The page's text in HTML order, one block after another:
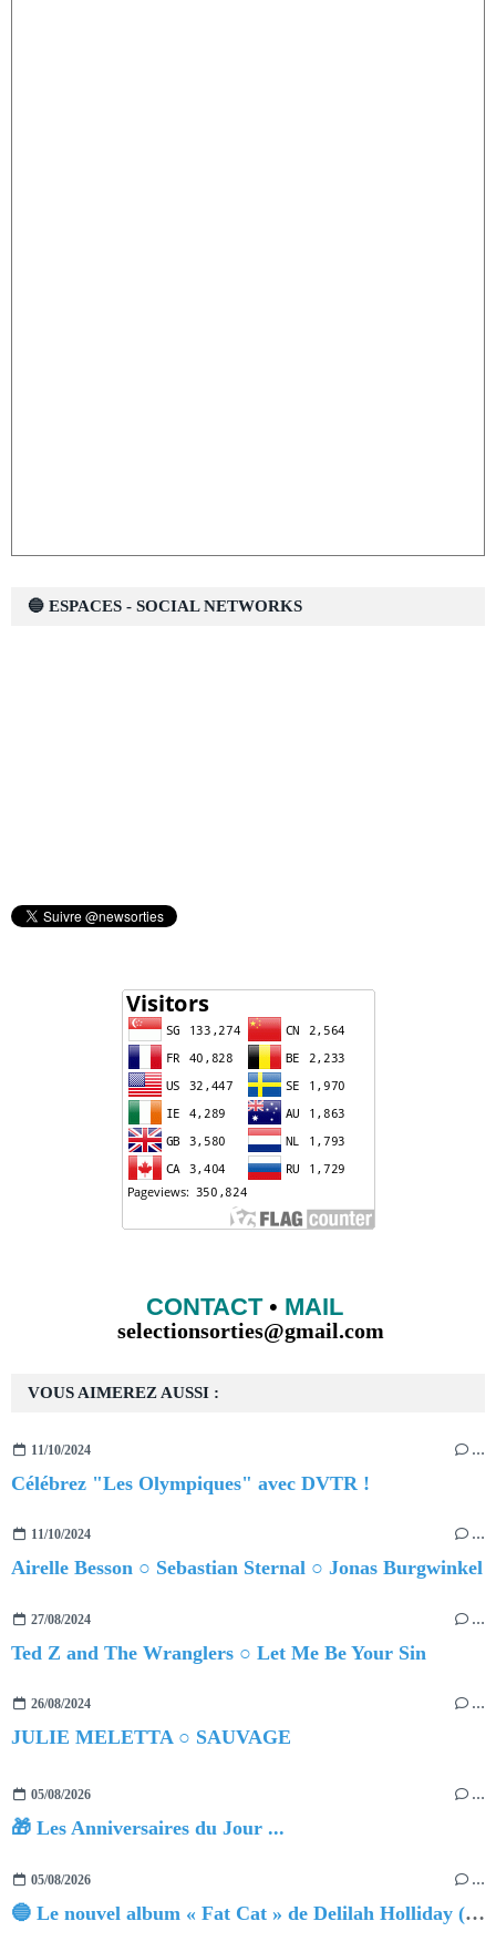
VOUS AIMEREZ AUSSI :
11/10/2024 …
Célébrez "Les Olympiques" avec DVTR !
11/10/2024 …
Airelle Besson ○ Sebastian Sternal ○ Jonas Burgwinkel
27/08/2024 …
Ted Z and The Wranglers ○ Let Me Be Your Sin
26/08/2024 …
JULIE MELETTA ○ SAUVAGE
05/08/2026 …
🎁 Les Anniversaires du Jour ...
05/08/2026 …
🔵 Le nouvel album « Fat Cat » de Delilah Holliday (sortie le 30 Octobre 2026)
🔵 ESPACES - SOCIAL NETWORKS
CONTACT• MAIL
selectionsorties@gmail.com